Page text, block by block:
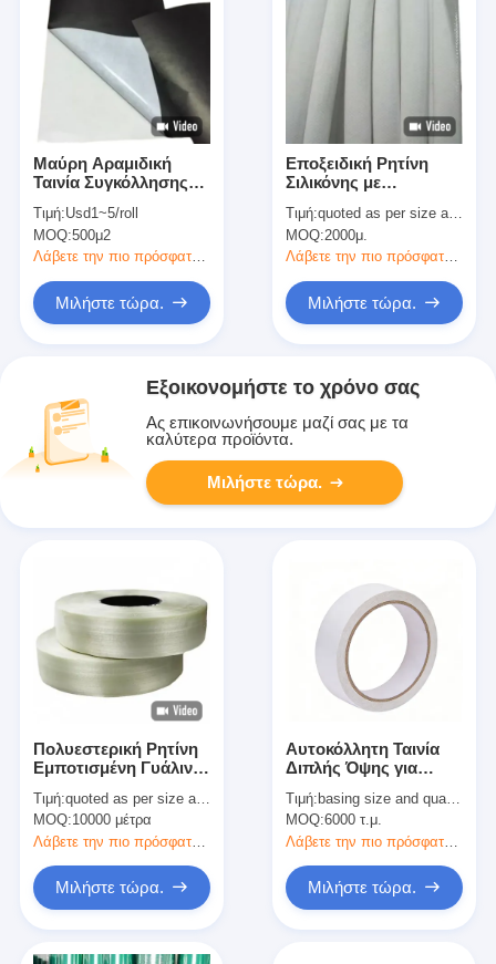
Μαύρη Αραμιδική
Ταινία Συγκόλλησης
για Βιομηχανική
Στερέωση σε Υψηλές
Θερμοκρασίες
Τιμή:Usd1~5/roll
MOQ:500μ2
Λάβετε την πιο πρόσφατη τιμή
Μιλήστε τώρα.
Εποξειδική Ρητίνη
Σιλικόνης με
Υψηλής
Θερμοκρασίας
Τιμή:quoted as per size and quantity
MOQ:2000μ.
Λάβετε την πιο πρόσφατη τιμή
Μιλήστε τώρα.
Εξοικονομήστε το χρόνο σας
Ας επικοινωνήσουμε μαζί σας με τα
καλύτερα προϊόντα.
Μιλήστε τώρα.
Πολυεστερική Ρητίνη
Εμποτισμένη Γυάλινη
Άριστη Μηχανική
Απόδοση
Τιμή:quoted as per size and quantity
MOQ:10000 μέτρα
Λάβετε την πιο πρόσφατη τιμή
Μιλήστε τώρα.
Αυτοκόλλητη Ταινία
Διπλής Όψης για
Αυτοκίνητα &amp;
Συσκευασίες
Τιμή: basing size and quantity
MOQ:6000 τ.μ.
Μιλήστε τώρα.